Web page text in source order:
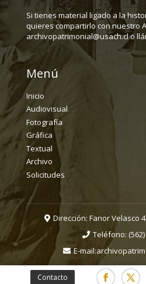
Contacto
Si tienes material ligado a la
quieres compartirlo con nuestro
archivopatrimonial@usach.cl o
Menú
Inicio
Audiovisual
Fotografía
Gráfica
Textual
Archivo
Solicitudes
Dirección: Fanor Velasco
Teléfono:
E-mail: